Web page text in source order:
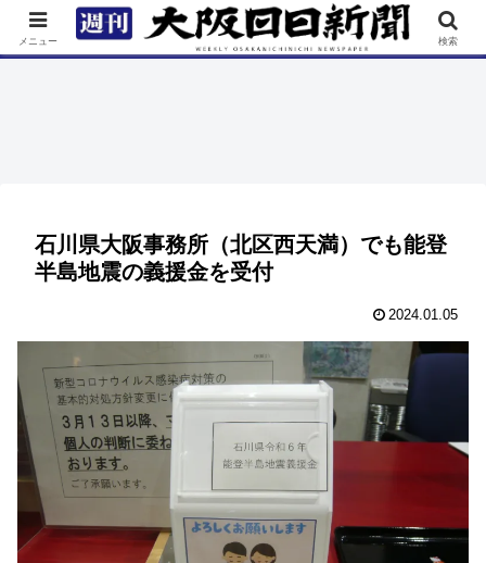
TOP 特集 ニュース 連載 街ネタ イベント
石川県大阪事務所（北区西天満）でも能登
半島地震の義援金を受付
2024.01.05
メニュー 検索